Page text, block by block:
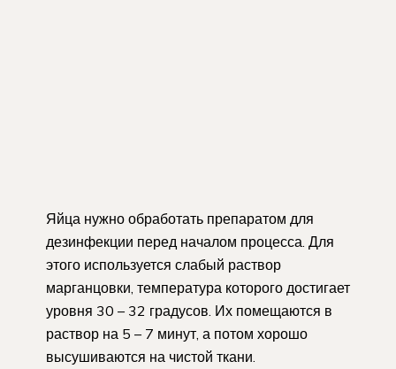
Яйца нужно обработать препаратом для
дезинфекции перед началом процесса. Для
этого используется слабый раствор
марганцовки, температура которого достигает
уровня 30 – 32 градусов. Их помещаются в
раствор на 5 – 7 минут, а потом хорошо
высушиваются на чистой ткани.